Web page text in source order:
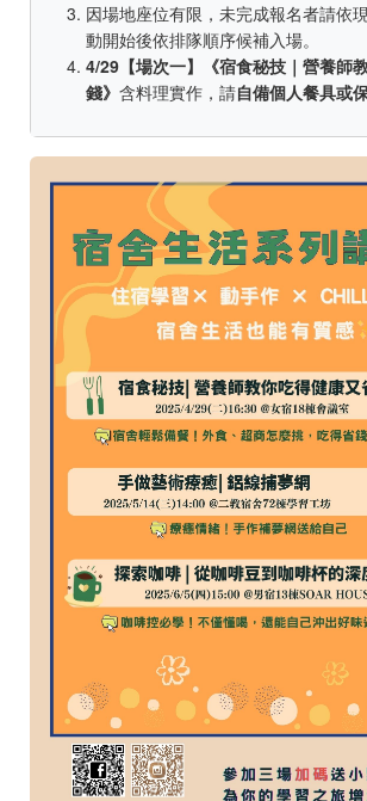
因場地座位有限，未完成報名者請依
動開始後依排隊順序候補入場。
4/29【場次一】《宿食秘技｜營養師
錢》 含料理實作，請自備個人餐具或